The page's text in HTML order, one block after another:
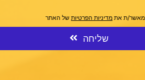
מאשר/ת את מדיניות הפרטיות של האתר
שליחה